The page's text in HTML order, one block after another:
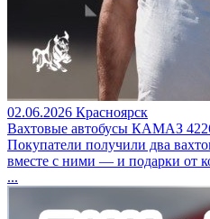
02.06.2026 Красноярск
Вахтовые автобусы КАМАЗ
Покупатели получили два
вместе с ними — и подарки от
...